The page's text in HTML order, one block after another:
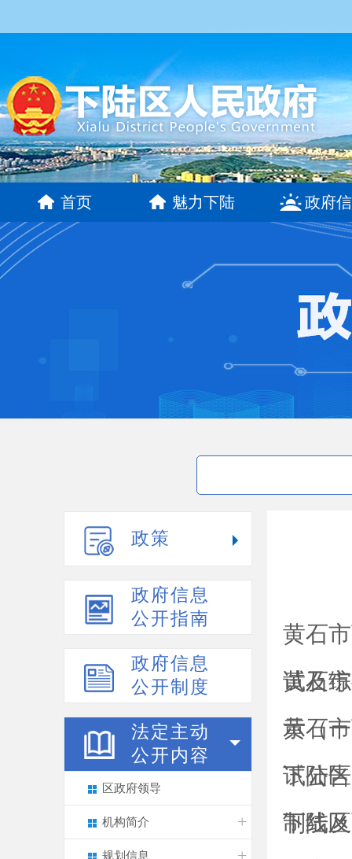
首页 魅力下陆 政府
政策
政府信息
公开指南
政府信息
公开制度
法定主动
公开内容
区政府领导
机构简介
规划信息
黄石
试及
黄石
示（
黄石
试公告
下陆
制线
下陆